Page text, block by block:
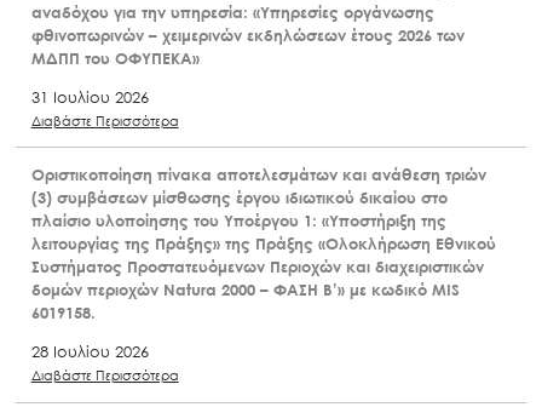
αναδόχου για την υπηρεσία: «Υπηρεσίες οργάνωσης
φθινοπωρινών – χειμερινών εκδηλώσεων έτους 2026 των
ΜΔΠΠ του ΟΦΥΠΕΚΑ»
31 Ιουλίου 2026
Διαβάστε Περισσότερα
Οριστικοποίηση πίνακα αποτελεσμάτων και ανάθεση τριών
(3) συμβάσεων μίσθωσης έργου ιδιωτικού δικαίου στο
πλαίσιο υλοποίησης του Υποέργου 1: «Υποστήριξη της
λειτουργίας της Πράξης» της Πράξης «Ολοκλήρωση Εθνικού
Συστήματος Προστατευόμενων Περιοχών και διαχειριστικών
δομών περιοχών Natura 2000 – ΦΑΣΗ Β’» με κωδικό MIS
6019158.
28 Ιουλίου 2026
Διαβάστε Περισσότερα